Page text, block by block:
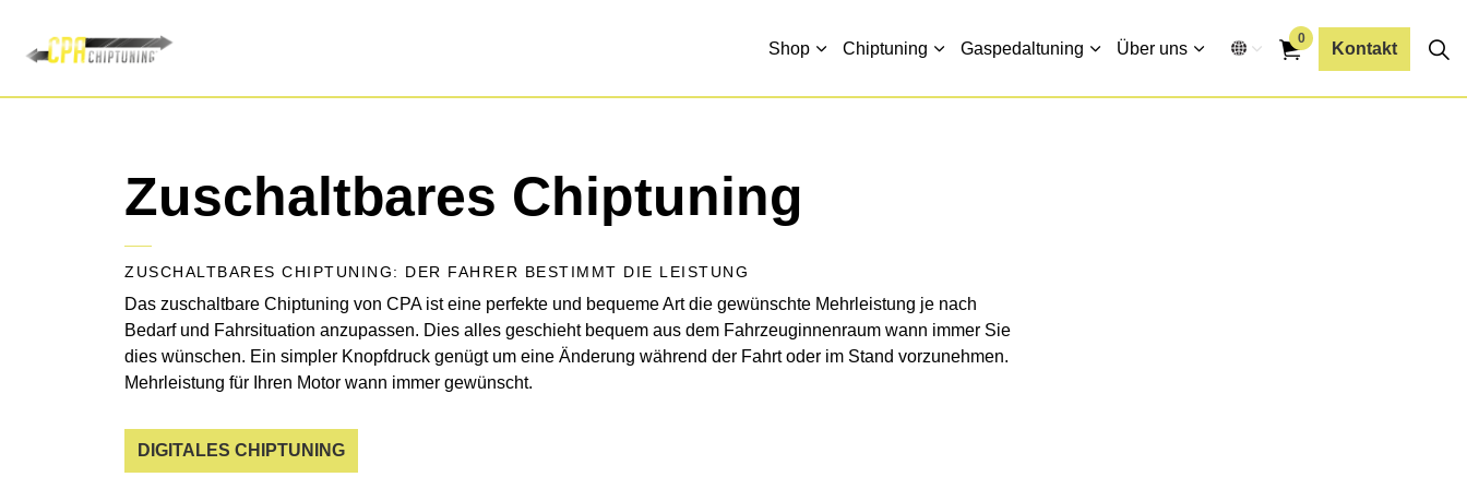
Shop Chiptuning Gaspedaltuning Über uns Kontakt
0
Zuschaltbares Chiptuning
ZUSCHALTBARES CHIPTUNING: DER FAHRER BESTIMMT DIE LEISTUNG
Das zuschaltbare Chiptuning von CPA ist eine perfekte und bequeme Art die gewünschte Mehrleistung je nach
Bedarf und Fahrsituation anzupassen. Dies alles geschieht bequem aus dem Fahrzeuginnenraum wann immer Sie
dies wünschen. Ein simpler Knopfdruck genügt um eine Änderung während der Fahrt oder im Stand vorzunehmen.
Mehrleistung für Ihren Motor wann immer gewünscht.
DIGITALES CHIPTUNING